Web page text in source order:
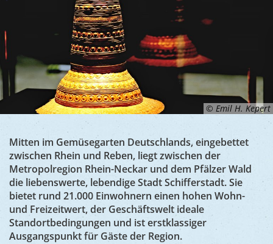
Ernst-
© Emil H. Kepert
Mitten im Gemüsegarten Deutschlands, eingebettet
zwischen Rhein und Reben, liegt zwischen der
Metropolregion Rhein-Neckar und dem Pfälzer Wald
die liebenswerte, lebendige Stadt Schifferstadt. Sie
bietet rund 21.000 Einwohnern einen hohen Wohn-
und Freizeitwert, der Geschäftswelt ideale
Standortbedingungen und ist erstklassiger
Ausgangspunkt für Gäste der Region.